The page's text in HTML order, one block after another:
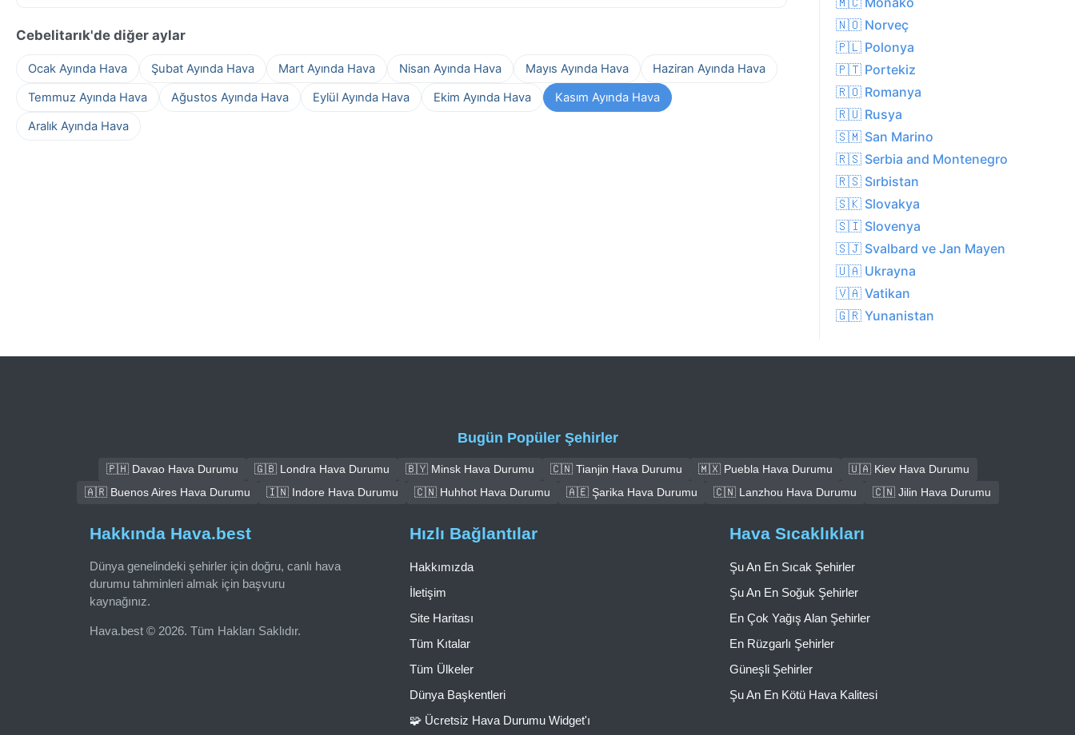
Cebelitarık'de diğer aylar
Ocak Ayında Hava Şubat Ayında Hava Mart Ayında Hava Nisan Ayında Hava Mayıs Ayında Hava
Haziran Ayında Hava
Temmuz Ayında Hava
Ağustos Ayında Hava Eylül Ayında Hava Ekim Ayında Hava
Kasım Ayında Hava
Aralık Ayında Hava
🇳🇴 Norveç
🇵🇱 Polonya
🇵🇹 Portekiz
🇷🇴 Romanya
🇷🇺 Rusya
🇸🇲 San Marino
🇷🇸 Serbia and Montenegro
🇷🇸 Sırbistan
🇸🇰 Slovakya
🇸🇮 Slovenya
🇸🇯 Svalbard ve Jan Mayen
🇺🇦 Ukrayna
🇻🇦 Vatikan
🇬🇷 Yunanistan
Bugün Popüler Şehirler
🇵🇭 Davao Hava Durumu 🇬🇧 Londra Hava Durumu 🇧🇾 Minsk Hava Durumu 🇨🇳 Tianjin Hava Durumu 🇲🇽 Puebla Hava Durumu
🇺🇦 Kiev Hava Durumu
🇦🇷 Buenos Aires Hava Durumu
🇮🇳 Indore Hava Durumu 🇨🇳 Huhhot Hava Durumu 🇦🇪 Şarika Hava Durumu 🇨🇳 Lanzhou Hava Durumu 🇨🇳 Jilin Hava Durumu
Hakkında Hava.best
Dünya genelindeki şehirler için doğru, canlı hava
durumu tahminleri almak için başvuru
kaynağınız.
Hava.best © 2026. Tüm Hakları Saklıdır.
Hızlı Bağlantılar
Hakkımızda
İletişim
Site Haritası
Tüm Kıtalar
Tüm Ülkeler
Dünya Başkentleri
🧩 Ücretsiz Hava Durumu Widget'ı
Hava Sıcaklıkları
Şu An En Sıcak Şehirler
Şu An En Soğuk Şehirler
En Çok Yağış Alan Şehirler
En Rüzgarlı Şehirler
Güneşli Şehirler
Şu An En Kötü Hava Kalitesi